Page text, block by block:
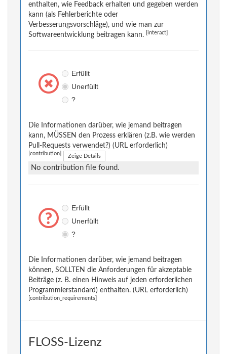
enthalten, wie Feedback erhalten und gegeben werden
kann (als Fehlerberichte oder
Verbesserungsvorschläge), und wie man zur
Softwareentwicklung beitragen kann.
[interact]
Erfüllt
Unerfüllt
?
Die Informationen darüber, wie jemand beitragen
kann, MÜSSEN den Prozess erklären (z.B. wie werden
Pull-Requests verwendet?) (URL erforderlich)
[contribution] Zeige Details
No contribution file found.
Erfüllt
Unerfüllt
?
Die Informationen darüber, wie jemand beitragen
können, SOLLTEN die Anforderungen für akzeptable
Beiträge (z. B. einen Hinweis auf jeden erforderlichen
Programmierstandard) enthalten. (URL erforderlich)
[contribution_requirements]
FLOSS-Lizenz